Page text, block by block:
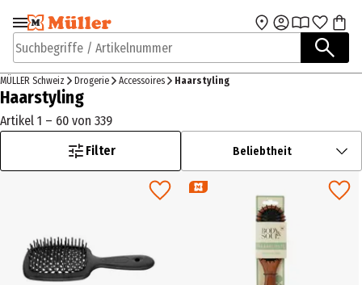
Zur Navigation
springen
Zum Hauptinhalt
Suchbegriffe / Artikelnummer
MÜLLER Schweiz Drogerie Accessoires Haarstyling
Haarstyling
Artikel 1 – 60 von 339
Filter
Beliebtheit